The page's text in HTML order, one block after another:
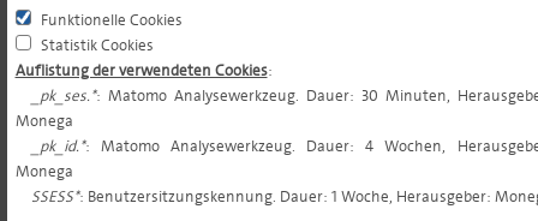
Funktionelle Cookies
Statistik Cookies
Auflistung der verwendeten Cookies:
_pk_ses.*: Matomo Analysewerkzeug. Dauer: 30 Minuten,
Monega
_pk_id.*: Matomo Analysewerkzeug. Dauer: 4 Wochen,
Monega
SSESS*: Benutzersitzungskennung. Dauer: 1 Woche, Herausgeber:
VL-FÄHIGKEIT